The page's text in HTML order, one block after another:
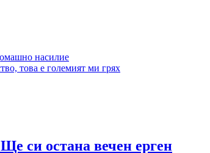
насилие
това е големият ми грях
си остана вечен ерген